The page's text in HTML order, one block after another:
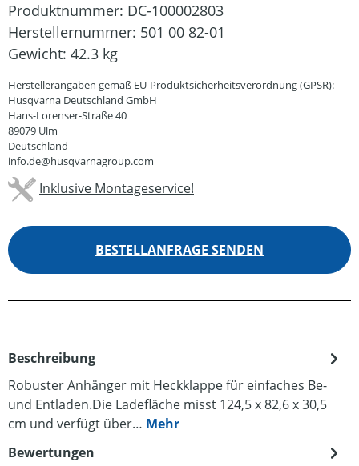
Produktnummer: DC-100002803
Herstellernummer: 501 00 82-01
Gewicht: 42.3 kg
Herstellerangaben gemäß EU-Produktsicherheitsverordnung (GPSR):
Husqvarna Deutschland GmbH
Hans-Lorenser-Straße 40
89079 Ulm
Deutschland
info.de@husqvarnagroup.com
Inklusive Montageservice!
BESTELLANFRAGE SENDEN
Beschreibung
Robuster Anhänger mit Heckklappe für einfaches Be-
und Entladen.Die Ladefläche misst 124,5 x 82,6 x 30,5
cm und verfügt über… Mehr
Bewertungen